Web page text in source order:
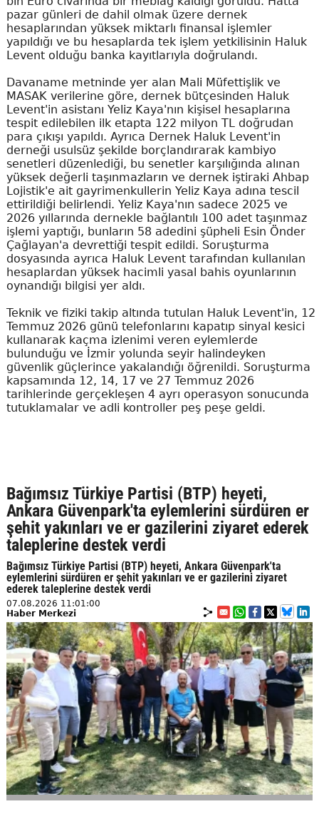
pazar günleri de dahil olmak üzere dernek
hesaplarından yüksek miktarlı finansal işlemler
yapıldığı ve bu hesaplarda tek işlem yetkilisinin Haluk
Levent olduğu banka kayıtlarıyla doğrulandı.
Davaname metninde yer alan Mali Müfettişlik ve
MASAK verilerine göre, dernek bütçesinden Haluk
Levent'in asistanı Yeliz Kaya'nın kişisel hesaplarına
tespit edilebilen ilk etapta 122 milyon TL doğrudan
para çıkışı yapıldı. Ayrıca Dernek Haluk Levent'in
derneği usulsüz şekilde borçlandırarak kambiyo
senetleri düzenlediği, bu senetler karşılığında alınan
yüksek değerli taşınmazların ve dernek iştiraki Ahbap
Lojistik'e ait gayrimenkullerin Yeliz Kaya adına tescil
ettirildiği belirlendi. Yeliz Kaya'nın sadece 2025 ve
2026 yıllarında dernekle bağlantılı 100 adet taşınmaz
işlemi yaptığı, bunların 58 adedini şüpheli Esin Önder
Çağlayan'a devrettiği tespit edildi. Soruşturma
dosyasında ayrıca Haluk Levent tarafından kullanılan
hesaplardan yüksek hacimli yasal bahis oyunlarının
oynandığı bilgisi yer aldı.
Teknik ve fiziki takip altında tutulan Haluk Levent'in, 12
Temmuz 2026 günü telefonlarını kapatıp sinyal kesici
kullanarak kaçma izlenimi veren eylemlerde
bulunduğu ve İzmir yolunda seyir halindeyken
güvenlik güçlerince yakalandığı öğrenildi. Soruşturma
kapsamında 12, 14, 17 ve 27 Temmuz 2026
tarihlerinde gerçekleşen 4 ayrı operasyon sonucunda
tutuklamalar ve adli kontroller peş peşe geldi.
Bağımsız Türkiye Partisi (BTP) heyeti,
Ankara Güvenpark'ta eylemlerini sürdüren er
şehit yakınları ve er gazilerini ziyaret ederek
taleplerine destek verdi
Bağımsız Türkiye Partisi (BTP) heyeti, Ankara Güvenpark'ta
eylemlerini sürdüren er şehit yakınları ve er gazilerini ziyaret
ederek taleplerine destek verdi
07.08.2026 11:01:00
Haber Merkezi